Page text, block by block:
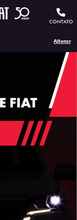
CONTATO
Alterar